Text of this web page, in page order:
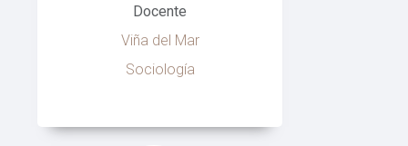
Docente
Viña del Mar
Sociología